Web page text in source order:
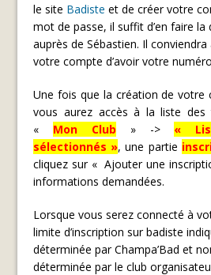
le site Badiste et de créer votre
mot de passe, il suffit d’en faire la
auprès de Sébastien. Il
votre compte d’avoir votre
Une fois que la création de votre
vous aurez accès à la liste des
« Mon Club » -> «
sélectionnés », une partie
cliquez sur « Ajouter une
informations demandées.
Lorsque vous serez connecté à
limite d’inscription sur badiste
déterminée par Champa’Bad et
déterminée par le club